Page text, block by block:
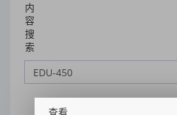
内
容
搜
索
查看